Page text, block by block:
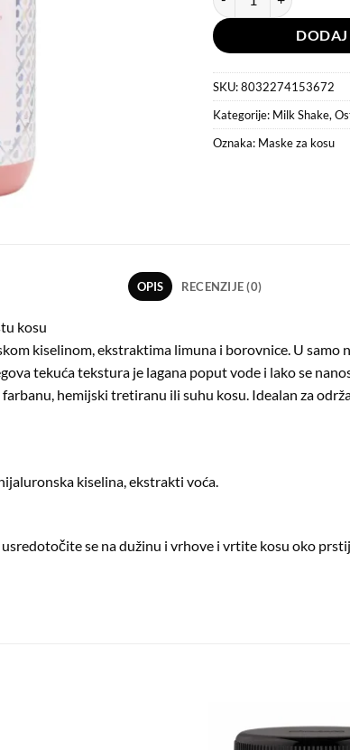
DODAJ
SKU:8032274153672
Kategorije: Milk Shake,
Oznaka: Maske za kosu
OPIS RECENZIJE (0)
kosu
kiselinom, ekstraktima limuna i borovnice. U samo
tekuća tekstura je lagana poput vode i lako se
hemijski tretiranu ili suhu kosu. Idealan za
kiselina, ekstrakti voća.
se na dužinu i vrhove i vrtite kosu oko